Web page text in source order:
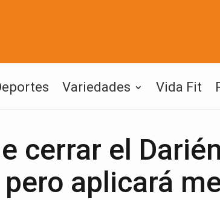
Variedades Vida Fit
cerrar el
aplicará